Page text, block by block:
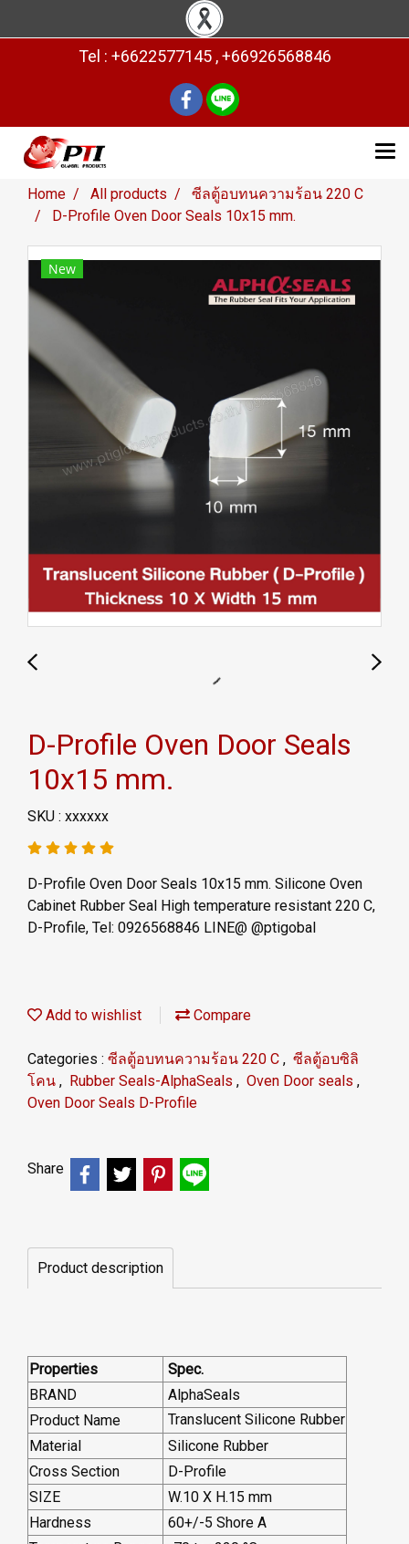
Tel : +6622577145 , +66926568846
Home All products
ซีลตู้อบทนความร้อน 220 C
D-Profile Oven Door Seals 10x15 mm.
New
D-Profile Oven Door Seals
10x15 mm.
SKU : xxxxxx
D-Profile Oven Door Seals 10x15 mm. Silicone Oven
Cabinet Rubber Seal High temperature resistant 220 C,
D-Profile, Tel: 0926568846 LINE@ @ptigobal
Add to wishlist Compare
Categories : ซีลตู้อบทนความร้อน 220 C , ซีลตู้อบซิลิ
โคน , Rubber Seals-AlphaSeals , Oven Door seals ,
Oven Door Seals D-Profile
Share
Product description
Properties
Spec.
BRAND
AlphaSeals
Product Name
Translucent Silicone Rubber
Material
Silicone Rubber
Cross Section
D-Profile
SIZE
W.10 X H.15 mm
Hardness
60+/-5 Shore A